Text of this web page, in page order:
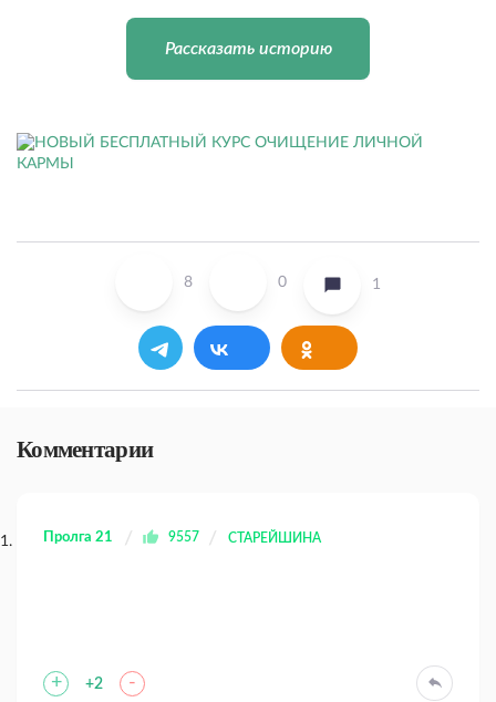
Рассказать историю
8 0 1
Комментарии
Пролга 21 9557 СТАРЕЙШИНА
+ +2 -